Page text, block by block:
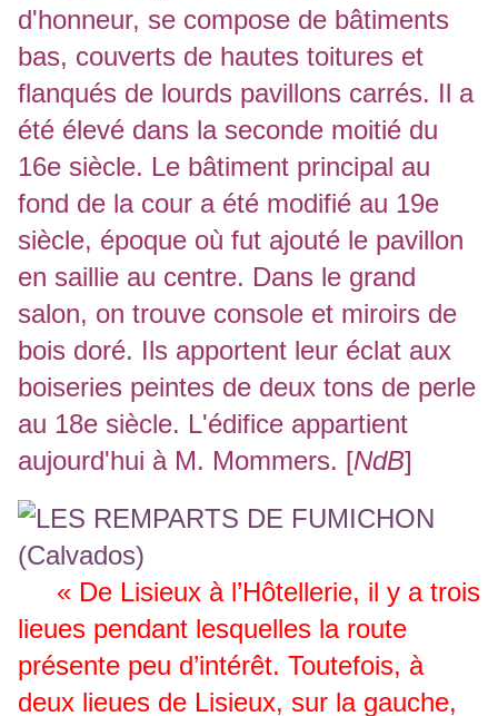
d'honneur, se compose de bâtiments
bas, couverts de hautes toitures et
flanqués de lourds pavillons carrés. Il a
été élevé dans la seconde moitié du
16e siècle. Le bâtiment principal au
fond de la cour a été modifié au 19e
siècle, époque où fut ajouté le pavillon
en saillie au centre. Dans le grand
salon, on trouve console et miroirs de
bois doré. Ils apportent leur éclat aux
boiseries peintes de deux tons de perle
au 18e siècle. L'édifice appartient
aujourd'hui à M. Mommers. [NdB]
« De Lisieux à l’Hôtellerie, il y a trois
lieues pendant lesquelles la route
présente peu d’intérêt. Toutefois, à
deux lieues de Lisieux, sur la gauche,